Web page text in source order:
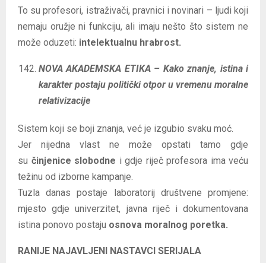
To su profesori, istraživači, pravnici i novinari – ljudi koji
nemaju oružje ni funkciju, ali imaju nešto što sistem ne
može oduzeti: intelektualnu hrabrost.
NOVA AKADEMSKA ETIKA – Kako znanje, istina i
karakter postaju politički otpor u vremenu moralne
relativizacije
Sistem koji se boji znanja, već je izgubio svaku moć.
Jer nijedna vlast ne može opstati tamo gdje
su činjenice slobodne i gdje riječ profesora ima veću
težinu od izborne kampanje.
Tuzla danas postaje laboratorij društvene promjene:
mjesto gdje univerzitet, javna riječ i dokumentovana
istina ponovo postaju osnova moralnog poretka.
RANIJE NAJAVLJENI NASTAVCI SERIJALA